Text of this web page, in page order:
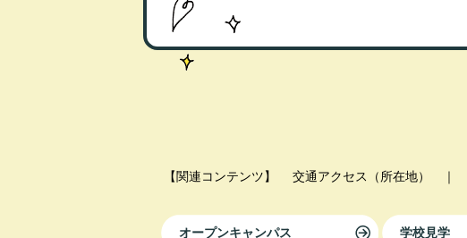
【関連コンテンツ】 交通アクセス（所在地） ｜
オープンキャンパス 学校見学